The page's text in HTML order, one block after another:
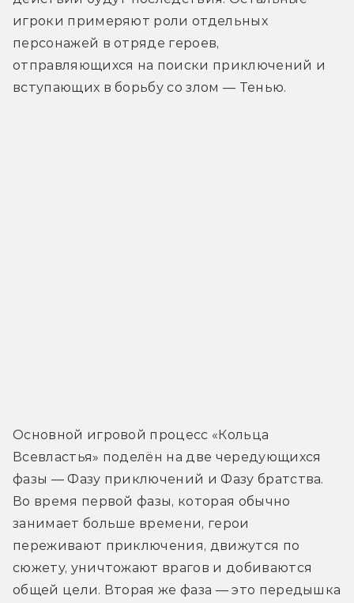
игроки примеряют роли отдельных
персонажей в отряде героев,
отправляющихся на поиски приключений и
вступающих в борьбу со злом — Тенью.
Основной игровой процесс «Кольца
Всевластья» поделён на две чередующихся
фазы — Фазу приключений и Фазу братства.
Во время первой фазы, которая обычно
занимает больше времени, герои
переживают приключения, движутся по
сюжету, уничтожают врагов и добиваются
общей цели. Вторая же фаза — это передышка